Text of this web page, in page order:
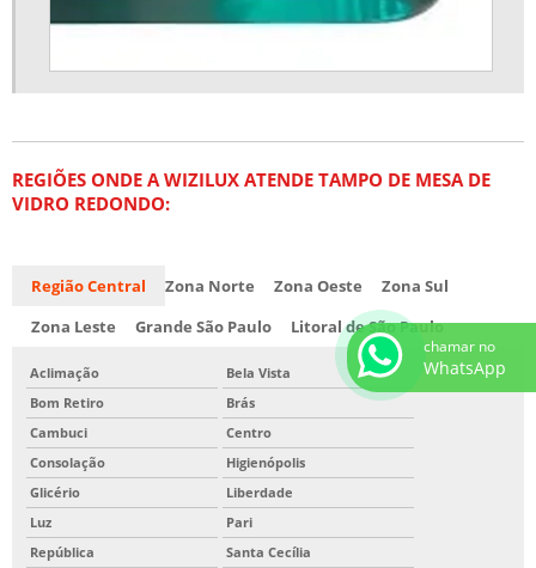
REGIÕES ONDE A WIZILUX ATENDE TAMPO DE MESA DE
VIDRO REDONDO:
Região Central Zona Norte Zona Oeste
Zona Sul
Zona Leste
Grande São Paulo Litoral de São Paulo
Aclimação
Bela Vista
Bom Retiro
Brás
Cambuci
Centro
Consolação
Higienópolis
Glicério
Liberdade
Luz
Pari
República
Santa Cecília
chamar no
WhatsApp